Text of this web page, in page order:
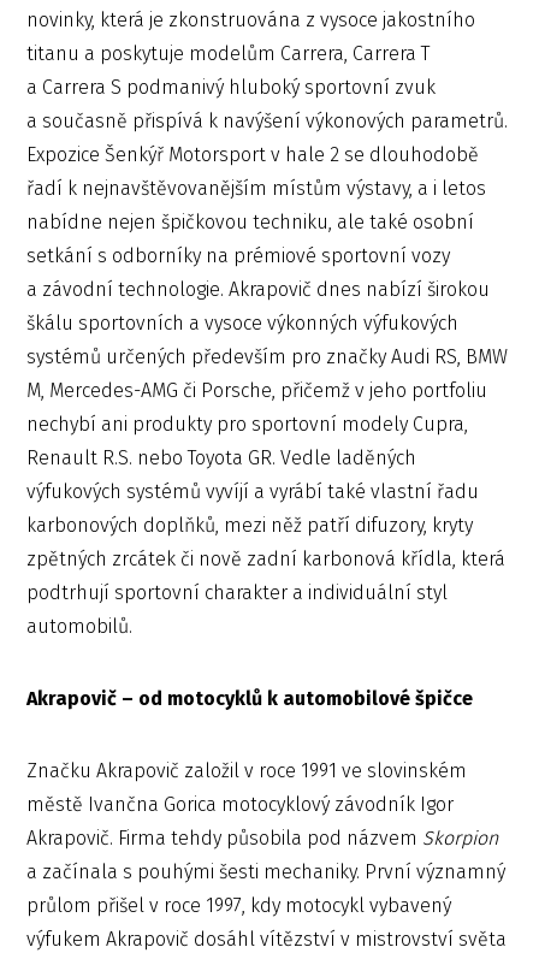
novinky, která je zkonstruována z vysoce jakostního
titanu a poskytuje modelům Carrera, Carrera T
a Carrera S podmanivý hluboký sportovní zvuk
a současně přispívá k navýšení výkonových parametrů.
Expozice Šenkýř Motorsport v hale 2 se dlouhodobě
řadí k nejnavštěvovanějším místům výstavy, a i letos
nabídne nejen špičkovou techniku, ale také osobní
setkání s odborníky na prémiové sportovní vozy
a závodní technologie. Akrapovič dnes nabízí širokou
škálu sportovních a vysoce výkonných výfukových
systémů určených především pro značky Audi RS, BMW
M, Mercedes-AMG či Porsche, přičemž v jeho portfoliu
nechybí ani produkty pro sportovní modely Cupra,
Renault R.S. nebo Toyota GR. Vedle laděných
výfukových systémů vyvíjí a vyrábí také vlastní řadu
karbonových doplňků, mezi něž patří difuzory, kryty
zpětných zrcátek či nově zadní karbonová křídla, která
podtrhují sportovní charakter a individuální styl
automobilů.
Akrapovič – od motocyklů k automobilové špičce
Značku Akrapovič založil v roce 1991 ve slovinském
městě Ivančna Gorica motocyklový závodník Igor
Akrapovič. Firma tehdy působila pod názvem Skorpion
a začínala s pouhými šesti mechaniky. První významný
průlom přišel v roce 1997, kdy motocykl vybavený
výfukem Akrapovič dosáhl vítězství v mistrovství světa